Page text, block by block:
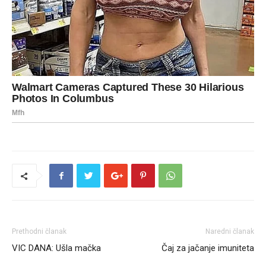
Prethodni članak
VIC DANA: Ušla mačka
Naredni članak
Čaj za jačanje imuniteta